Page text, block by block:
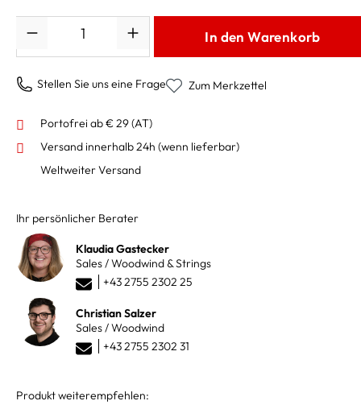
In den Warenkorb
Stellen Sie uns eine Frage Zum Merkzettel
Portofrei ab € 29 (AT)
Versand innerhalb 24h (wenn lieferbar)
Weltweiter Versand
Ihr persönlicher Berater
Klaudia Gastecker
Sales / Woodwind & Strings
+43 2755 2302 25
Christian Salzer
Sales / Woodwind
+43 2755 2302 31
Produkt weiterempfehlen: